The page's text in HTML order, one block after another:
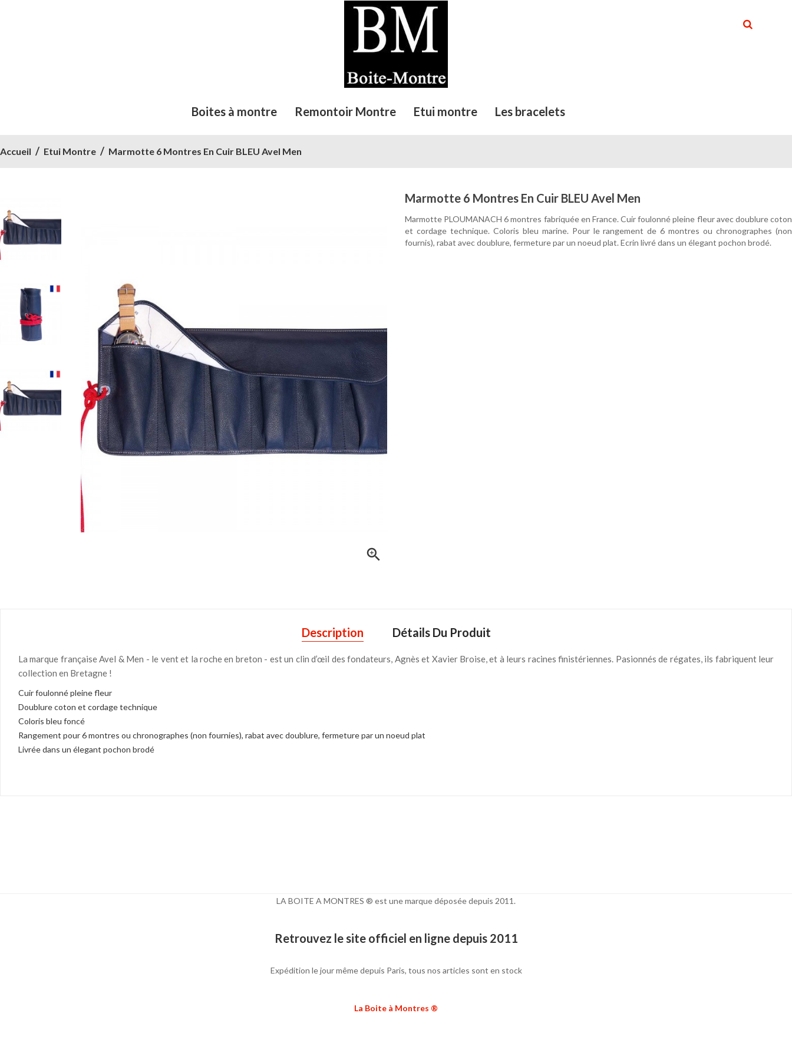
Boites à montre Remontoir Montre Etui montre Les bracelets
Accueil Etui Montre Marmotte 6 Montres En Cuir BLEU Avel Men

Marmotte 6 Montres En Cuir BLEU Avel Men
Marmotte PLOUMANACH 6 montres fabriquée en France. Cuir foulonné pleine fleur avec doublure coton
et cordage technique. Coloris bleu marine. Pour le rangement de 6 montres ou chronographes (non
fournis), rabat avec doublure, fermeture par un noeud plat. Ecrin livré dans un élegant pochon brodé.
Description Détails Du Produit
La marque française Avel & Men - le vent et la roche en breton - est un clin d’œil des fondateurs, Agnès et Xavier Broise, et à leurs racines finistériennes. Pasionnés de régates, ils fabriquent leur
collection en Bretagne !
Cuir foulonné pleine fleur
Doublure coton et cordage technique
Coloris bleu foncé
Rangement pour 6 montres ou chronographes (non fournies), rabat avec doublure, fermeture par un noeud plat
Livrée dans un élegant pochon brodé
LA BOITE A MONTRES ® est une marque déposée depuis 2011.
Retrouvez le site officiel en ligne depuis 2011
Expédition le jour même depuis Paris, tous nos articles sont en stock
La Boite à Montres ®